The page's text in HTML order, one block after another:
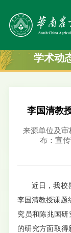
学术动
李国清教
来源单位及审
布：宣
近日，我校兽
李国清教授课题
究员和陈兆国研
的研究方面取得